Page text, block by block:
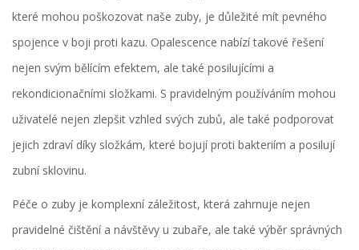
které mohou poškozovat naše zuby, je důležité mít pevného
spojence v boji proti kazu. Opalescence nabízí takové řešení
nejen svým bělícím efektem, ale také posilujícími a
rekondicionačními složkami. S pravidelným používáním mohou
uživatelé nejen zlepšit vzhled svých zubů, ale také podporovat
jejich zdraví díky složkám, které bojují proti bakteriím a posilují
zubní sklovinu.
Péče o zuby je komplexní záležitost, která zahrnuje nejen
pravidelné čištění a návštěvy u zubaře, ale také výběr správných